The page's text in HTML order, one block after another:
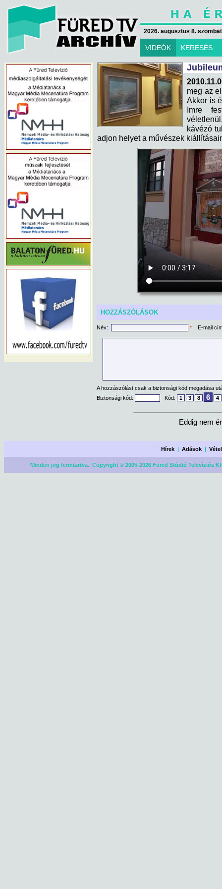
2026. augusztus 8.
VIDEÓK KERESÉS
meg az
Akkor is
Imre
kávézó
adjon helyet a művészek
HOZZÁSZÓLÁSOK
Név: * E-mail
A hozzászólást csak a biztonsági kód megadása
Biztonsági kód:
Kód: 1 3 8 6 4
Eddig nem
Hírek |Adások |
Minden jog fenntartva. Copyright © 2005-2026 Füred Stúdió Televíziós